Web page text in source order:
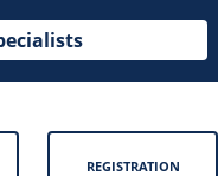
REGISTRATION